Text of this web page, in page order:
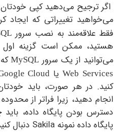
می‌دهید کپی خودتان از
تغییراتی که ایجاد کرده‌اید
به نصب سرورMySQL
ممکن است گزینه اول را
از یک سرورMySQL که در
Web یا Google Cloud
در هر صورت، باید خودتان کار
دهید، زیرا فراتر از محدوده این
بودن پایگاه داده، باید چند
داده نمونهSakilaدنبال کنید.